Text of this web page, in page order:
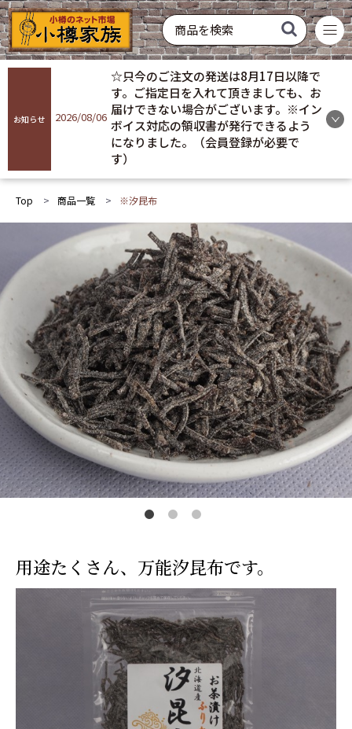
菓子 飲料 酒類 硝子製品 常温配送
冷蔵配送 冷凍配送 お買い得 おすすめ ギフト
商品を探す
ログイン
会員登録
お気に入り
ご利用ガイド
プライバシーポリシー
カートを見る
常温 0
￥0
冷蔵 0
￥0
冷凍 0
￥0
お知らせ 2026/08/06
☆只今のご注文の発送は8月17日以降で
す。ご指定日を入れて頂きましても、お
届けできない場合がございます。※イン
ボイス対応の領収書が発行できるよう
になりました。（会員登録が必要で
す）
Top 商品一覧 ※汐昆布
用途たくさん、万能汐昆布です。